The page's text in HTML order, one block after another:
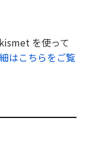
を使って
はこちらをご覧